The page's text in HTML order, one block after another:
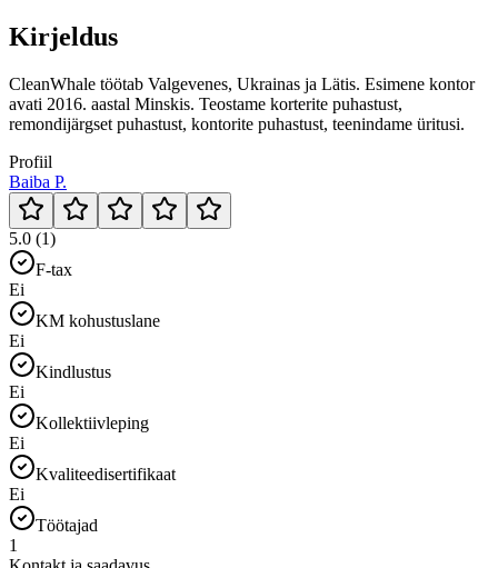
Kirjeldus
CleanWhale töötab Valgevenes, Ukrainas ja Lätis. Esimene kontor
avati 2016. aastal Minskis. Teostame korterite puhastust,
remondijärgset puhastust, kontorite puhastust, teenindame üritusi.
Profiil
Baiba P.
5.0 (1)
F-tax
Ei
KM kohustuslane
Ei
Kindlustus
Ei
Kollektiivleping
Ei
Kvaliteedisertifikaat
Ei
Töötajad
1